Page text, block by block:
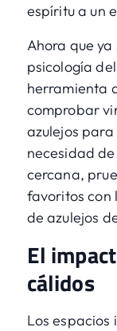
espíritu a un
Ahora que
psicología
herramienta
comprobar
azulejos
necesidad
cercana,
favoritos con
de azulejos
El
cálidos
Los espacios